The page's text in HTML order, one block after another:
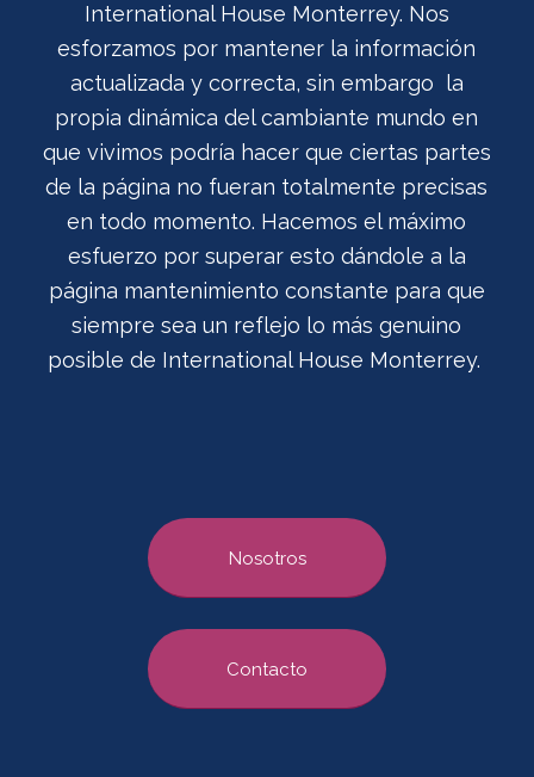
International House Monterrey. Nos
esforzamos por mantener la información
actualizada y correcta, sin embargo la
propia dinámica del cambiante mundo en
que vivimos podría hacer que ciertas partes
de la página no fueran totalmente precisas
en todo momento. Hacemos el máximo
esfuerzo por superar esto dándole a la
página mantenimiento constante para que
siempre sea un reflejo lo más genuino
posible de International House Monterrey.
Nosotros
Contacto